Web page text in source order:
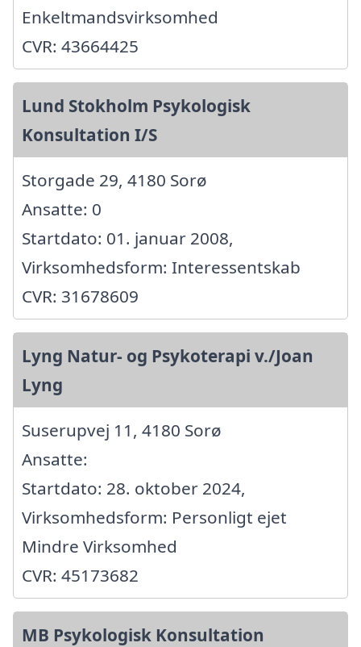
Enkeltmandsvirksomhed
CVR: 43664425
Lund Stokholm Psykologisk
Konsultation I/S
Storgade 29, 4180 Sorø
Ansatte: 0
Startdato: 01. januar 2008,
Virksomhedsform: Interessentskab
CVR: 31678609
Lyng Natur- og Psykoterapi v./Joan
Lyng
Suserupvej 11, 4180 Sorø
Ansatte:
Startdato: 28. oktober 2024,
Virksomhedsform: Personligt ejet
Mindre Virksomhed
CVR: 45173682
MB Psykologisk Konsultation